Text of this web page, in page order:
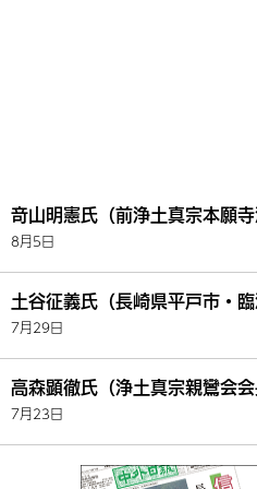
竒山明憲氏（前浄土真宗本願寺
8月5日
土谷征義氏（長崎県平戸市・
7月29日
高森顕徹氏（浄土真宗親鸞会会
7月23日